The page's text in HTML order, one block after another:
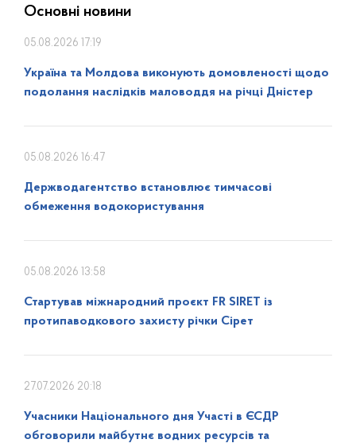
Основні новини
05.08.2026 17:19
Україна та Молдова виконують домовленості щодо
подолання наслідків маловоддя на річці Дністер
05.08.2026 16:47
Держводагентство встановлює тимчасові
обмеження водокористування
05.08.2026 13:58
Стартував міжнародний проєкт FR SIRET із
протипаводкового захисту річки Сірет
27.07.2026 20:18
Учасники Національного дня Участі в ЄСДР
обговорили майбутнє водних ресурсів та